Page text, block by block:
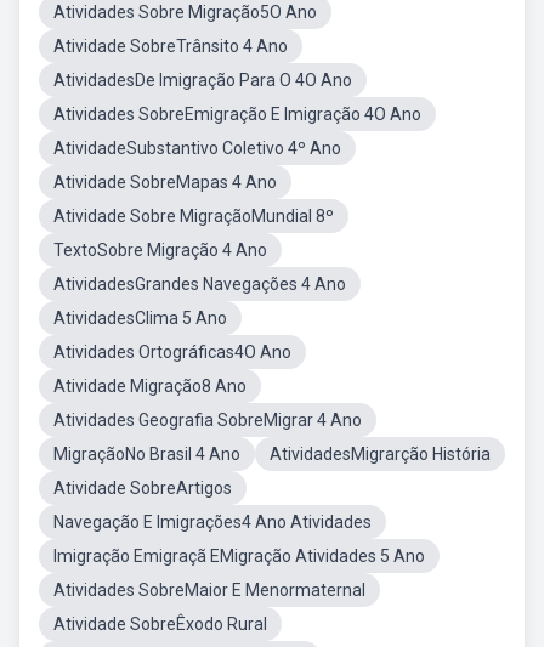
Atividades Sobre Migração5O Ano
Atividade SobreTrânsito 4 Ano
AtividadesDe Imigração Para O 4O Ano
Atividades SobreEmigração E Imigração 4O Ano
AtividadeSubstantivo Coletivo 4º Ano
Atividade SobreMapas 4 Ano
Atividade Sobre MigraçãoMundial 8º
TextoSobre Migração 4 Ano
AtividadesGrandes Navegações 4 Ano
AtividadesClima 5 Ano
Atividades Ortográficas4O Ano
Atividade Migração8 Ano
Atividades Geografia SobreMigrar 4 Ano
MigraçãoNo Brasil 4 Ano
AtividadesMigrarção História
Atividade SobreArtigos
Navegação E Imigrações4 Ano Atividades
Imigração Emigraçã EMigração Atividades 5 Ano
Atividades SobreMaior E Menormaternal
Atividade SobreÊxodo Rural